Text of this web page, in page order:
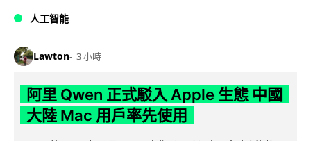
人工智能
Lawton 3 小時
阿里 Qwen 正式駁入 Apple 生態 中國
大陸 Mac 用戶率先使用